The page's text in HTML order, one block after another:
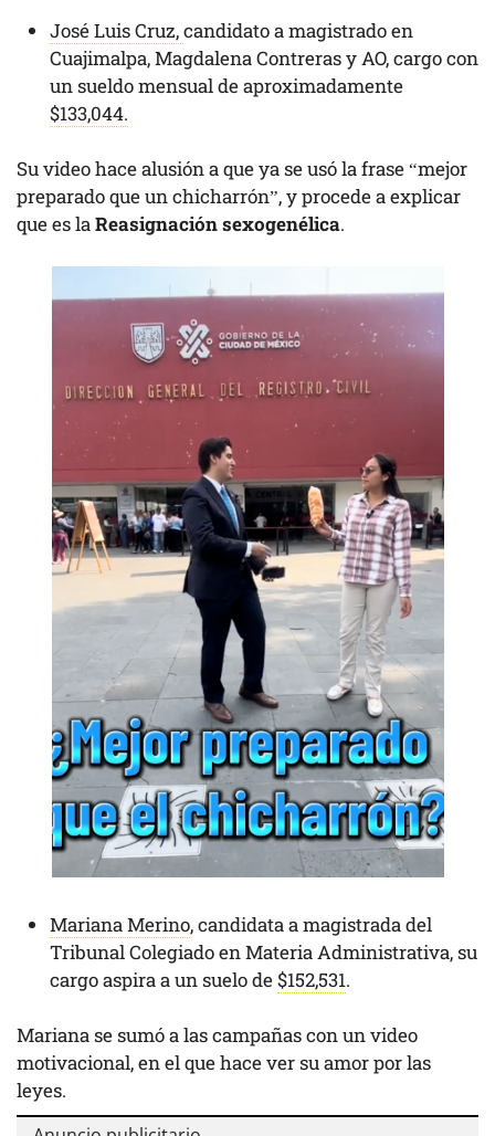
José Luis Cruz,candidato a magistrado en
Cuajimalpa, Magdalena Contreras y AO, cargo con
un sueldo mensual de aproximadamente
$133,044.
Su video hace alusión a que ya se usó la frase “mejor
preparado que un chicharrón”, y procede a explicar
que es laReasignación sexogenélica.
Mariana Merino, candidata a magistrada del
Tribunal Colegiado en Materia Administrativa, su
cargo aspira a un suelo de$152,531.
Mariana se sumó a las campañas con un video
motivacional, en el que hace ver su amor por las
leyes.